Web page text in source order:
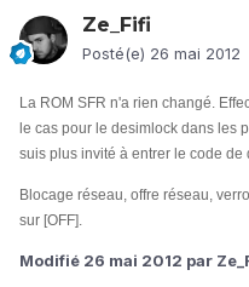
Ze_Fifi
Posté(e) 26 mai 2012
La ROM SFR n'a rien changé.
le cas pour le desimlock dans les
suis plus invité à entrer le code
Blocage réseau, offre réseau,
sur [OFF].
Modifié 26 mai 2012 par